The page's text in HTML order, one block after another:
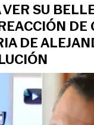
SU
DE
DE